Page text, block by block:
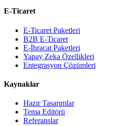
E-Ticaret
E-Ticaret Paketleri
B2B E-Ticaret
E-İhracat Paketleri
Yapay Zeka Özellikleri
Entegrasyon Çözümleri
Kaynaklar
Hazır Tasarımlar
Tema Editörü
Referanslar